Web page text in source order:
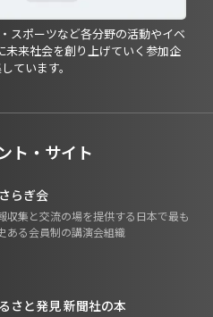
スポーツなど各分野の活動やイベ
未来社会を創り上げていく参加企
ています。
ト・サイト
らぎ会
収集と交流の場を提供する日本で最も
ある会員制の講演会組織
さと発見 新聞社の本